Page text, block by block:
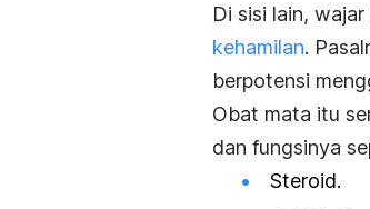
Di sisi lain,
kehamilan.
berpotensi
Obat mata itu
dan fungsinya
Steroid.